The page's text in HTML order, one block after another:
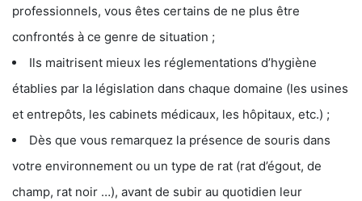
professionnels, vous êtes certains de ne plus être
confrontés à ce genre de situation ;
Ils maitrisent mieux les réglementations d’hygiène
établies par la législation dans chaque domaine (les usines
et entrepôts, les cabinets médicaux, les hôpitaux, etc.) ;
Dès que vous remarquez la présence de souris dans
votre environnement ou un type de rat (rat d’égout, de
champ, rat noir …), avant de subir au quotidien leur